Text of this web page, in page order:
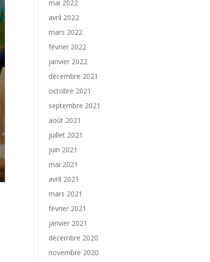
mai 2022
avril 2022
mars 2022
février 2022
janvier 2022
décembre 2021
octobre 2021
septembre 2021
août 2021
juillet 2021
juin 2021
mai 2021
avril 2021
mars 2021
février 2021
janvier 2021
décembre 2020
novembre 2020